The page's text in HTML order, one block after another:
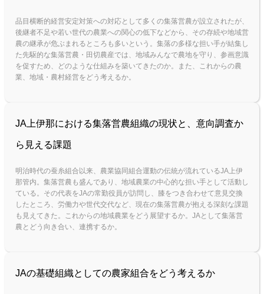
品目横断的経営安定対策への対応として多くの集落営農が設立されたが、
後継者不足や若い世代の農業への関心の低下などから、その存続や地域営
農の継承が危ぶまれるところも多いという。集落の多様な担い手が結集し
た先駆的な集落営農・田切農産では、地域みんなで農地を守り、参画意識
を促すため、どのような仕組みを築いてきたのか。また、これからの農
業、地域・農村経営をどう考えるか。
JA上伊那における集落営農組織の現状と、意向調査か
ら見える課題
明治時代の蚕糸組合以来、農業協同組合運動の伝統が流れているJA上伊
那管内。集落営農も盛んであり、地域農業の中心的な担い手として活動し
ている。その代表をJAの常勤役員が訪問し、膝をつき合わせて意見交換
したところ、労働力や世代交代など、現在の集落営農が抱える深刻な課題
も見えてきた。これからの地域農業をどう展望するか。JAとして集落営
農とどう向き合い、連携するか。
JAの基礎組織としての農家組合をどう考えるか